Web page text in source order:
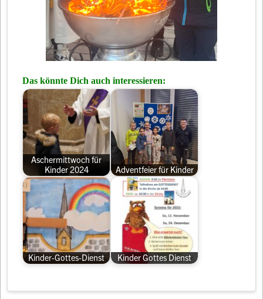
Das könnte Dich auch interessieren:
Aschermittwoch für
Kinder 2024
Adventfeier für Kinder
Kinder-Gottes-Dienst Kinder Gottes Dienst